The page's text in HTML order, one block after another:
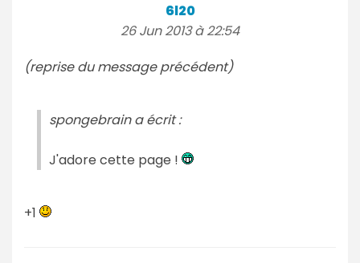
6l20
26 Jun 2013 à 22:54
(reprise du message précédent)
spongebrain a écrit :
J'adore cette page !
+1